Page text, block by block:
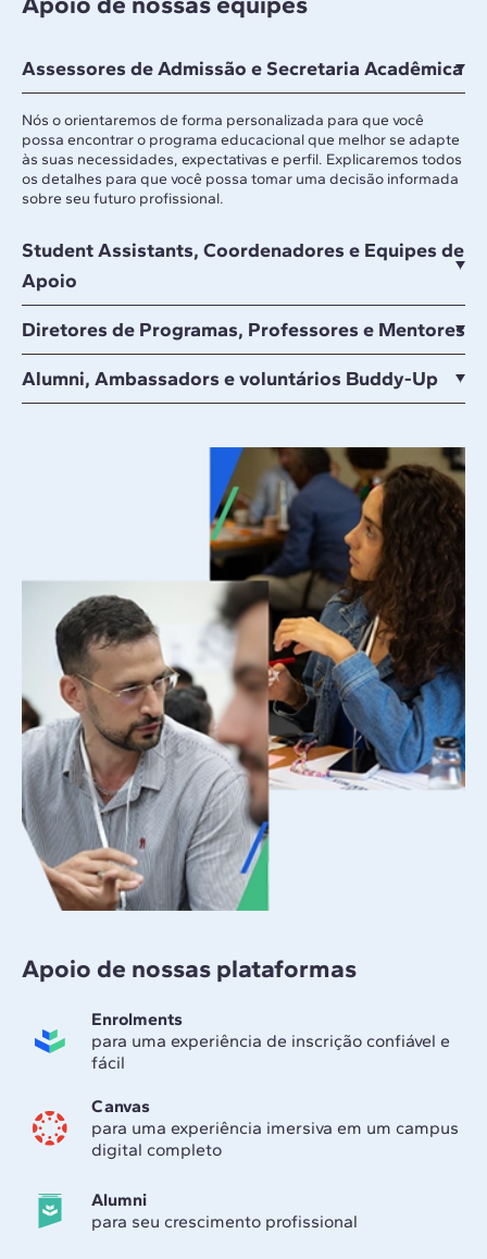
Assessores de Admissão e Secretaria Acadêmica
Nós o orientaremos de forma personalizada para que você
possa encontrar o programa educacional que melhor se adapte
às suas necessidades, expectativas e perfil. Explicaremos todos
os detalhes para que você possa tomar uma decisão informada
sobre seu futuro profissional.
Student Assistants, Coordenadores e Equipes de
Apoio
Diretores de Programas, Professores e Mentores
Alumni, Ambassadors e voluntários Buddy-Up
Apoio de nossas plataformas
Enrolments
para uma experiência de inscrição confiável e
fácil
Canvas
para uma experiência imersiva em um campus
digital completo
Alumni
para seu crescimento profissional